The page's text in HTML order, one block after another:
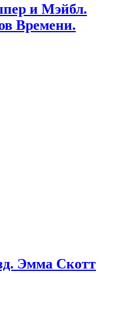
и Мэйбл.
Времени.
Эмма Скотт